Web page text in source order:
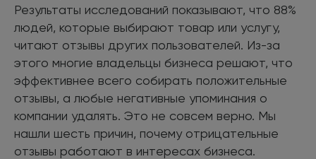
Результаты исследований показывают, что 88%
людей, которые выбирают товар или услугу,
читают отзывы других пользователей. Из-за
этого многие владельцы бизнеса решают, что
эффективнее всего собирать положительные
отзывы, а любые негативные упоминания о
компании удалять. Это не совсем верно. Мы
нашли шесть причин, почему отрицательные
отзывы работают в интересах бизнеса.